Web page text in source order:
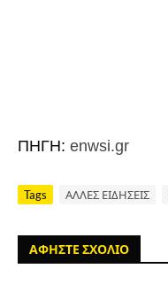
ΠΗΓΗ: enwsi.gr
Tags ΑΛΛΕΣ ΕΙΔΗΣΕΙΣ
ΑΦΗΣΤΕ ΣΧΟΛΙΟ